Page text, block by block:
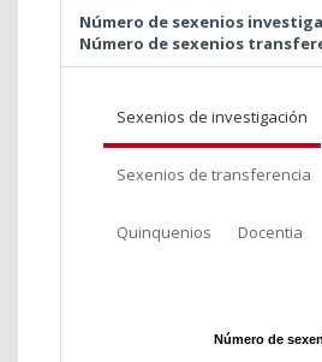
Número de sexenios
Número de sexenios
Sexenios de investigación
Sexenios de transferencia
Quinquenios Docentia
Número de